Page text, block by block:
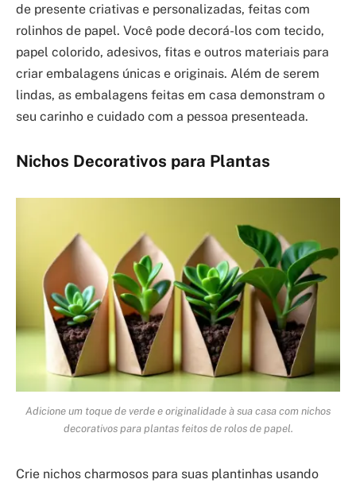
de presente criativas e personalizadas, feitas com
rolinhos de papel. Você pode decorá-los com tecido,
papel colorido, adesivos, fitas e outros materiais para
criar embalagens únicas e originais. Além de serem
lindas, as embalagens feitas em casa demonstram o
seu carinho e cuidado com a pessoa presenteada.
Nichos Decorativos para Plantas
Adicione um toque de verde e originalidade à sua casa com nichos
decorativos para plantas feitos de rolos de papel.
Crie nichos charmosos para suas plantinhas usando